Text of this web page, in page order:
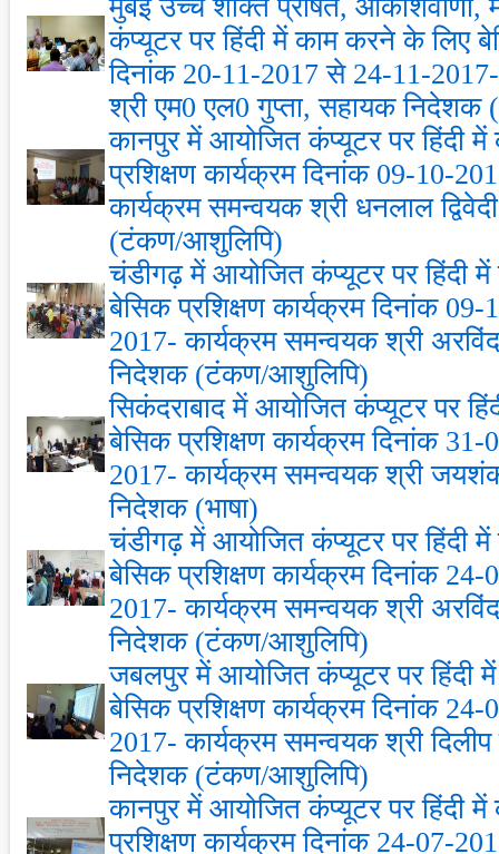
मुंबई उच्च शक्ति प्रेषित, आकाशवाणी,
कंप्‍यूटर पर हिंदी में काम करने के लिए
दिनांक 20-11-2017 से 24-11-
श्री एम0 एल0 गुप्‍ता, सहायक निदेशक
कानपुर में आयोजित कंप्‍यूटर पर हिंदी
प्रशिक्षण कार्यक्रम दिनांक 09-10-
कार्यक्रम समन्‍वयक श्री धनलाल
(टंकण/आशुलिपि)
चंडीगढ़ में आयोजित कंप्‍यूटर पर हिंदी
बेसिक प्रशिक्षण कार्यक्रम दिनांक
2017- कार्यक्रम समन्‍वयक श्री
निदेशक (टंकण/आशुलिपि)
सिकंदराबाद में आयोजित कंप्‍यूटर पर
बेसिक प्रशिक्षण कार्यक्रम दिनांक
2017- कार्यक्रम समन्‍वयक श्री
निदेशक (भाषा)
चंडीगढ़ में आयोजित कंप्‍यूटर पर हिंदी
बेसिक प्रशिक्षण कार्यक्रम दिनांक
2017- कार्यक्रम समन्‍वयक श्री
निदेशक (टंकण/आशुलिपि)
जबलपुर में आयोजित कंप्‍यूटर पर हिंदी
बेसिक प्रशिक्षण कार्यक्रम दिनांक
2017- कार्यक्रम समन्‍वयक श्री
निदेशक (टंकण/आशुलिपि)
कानपुर में आयोजित कंप्‍यूटर पर हिंदी
प्रशिक्षण कार्यक्रम दिनांक 24-07-